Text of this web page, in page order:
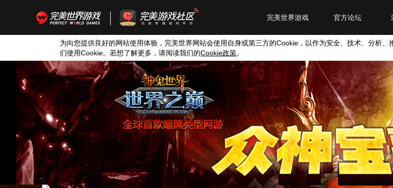
官方论坛
完美世界游戏
为向您提供良好的网站使用体验，完美世界网站会使用自身或第三方的Cookie ，以作为安全、技术、分析
们使用Cookie。若想了解更多，请阅读我们的Cookie政策。